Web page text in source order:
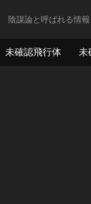
陰謀論と呼ばれる情
未確認飛行体 未